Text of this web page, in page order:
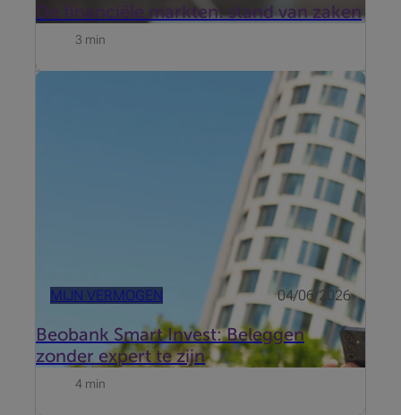
De financiële markten: stand van zaken
3 min
MIJN VERMOGEN 04/06/2026
Beobank Smart Invest: Beleggen
zonder expert te zijn
Beobank heeft zich verdiept in de drempels die rond
beleggen bestaan en lanceert zij nu Beobank Smart
Invest. Ontdek het getuigenis van Roel De Buyser,
4 min